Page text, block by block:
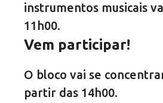
instrumentos musicais
11h00.
Vem participar!
O bloco vai se
partir das 14h00.